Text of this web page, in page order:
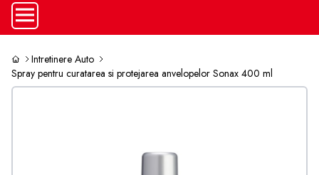
Intretinere Auto
Spray pentru curatarea si protejarea anvelopelor Sonax 400 ml